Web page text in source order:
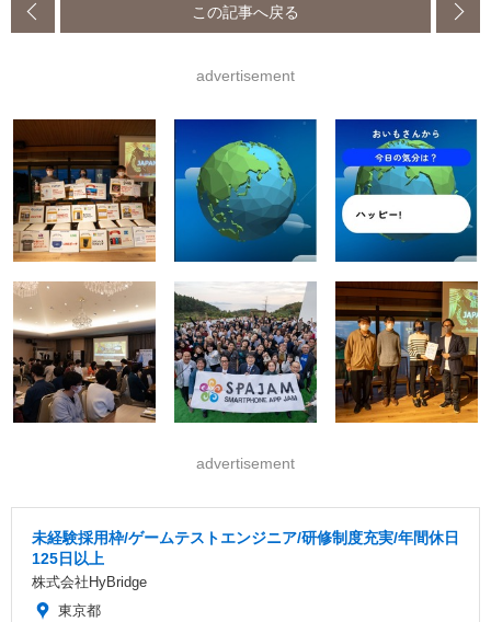
この記事へ戻る
advertisement
advertisement
未経験採用枠/ゲームテストエンジニア/研修制度充実/年間休日
125日以上
株式会社HyBridge
東京都